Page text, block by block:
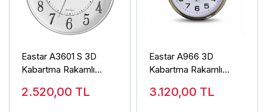
Eastar A3601 S 3D
Kabartma Rakamlı
2.520,00 TL
Eastar A966 3D
Kabartma Rakamlı
3.120,00 TL